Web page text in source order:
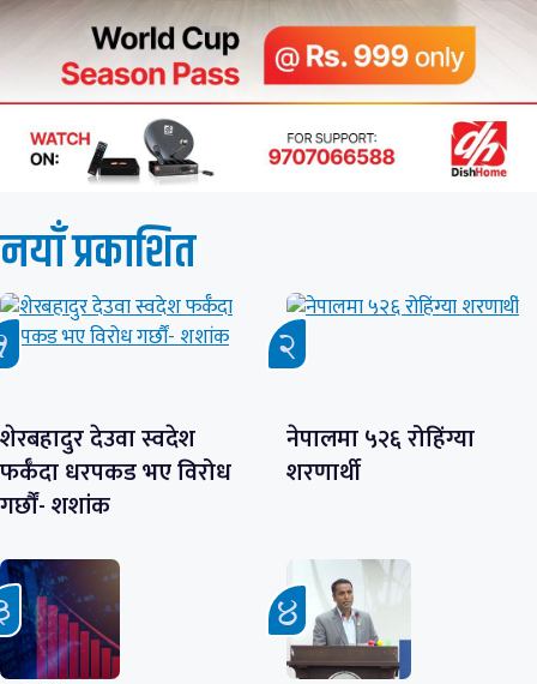
नयाँ प्रकाशित
शेरबहादुर देउवा स्वदेश
फर्कँदा धरपकड भए विरोध
गर्छौं- शशांक
नेपालमा ५२६ रोहिंग्या
शरणार्थी